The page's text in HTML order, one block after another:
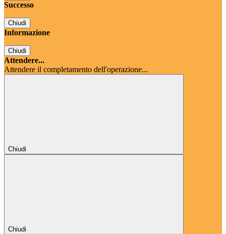
Successo
Chiudi
Informazione
Chiudi
Attendere...
Attendere il completamento dell'operazione...
Chiudi
Chiudi